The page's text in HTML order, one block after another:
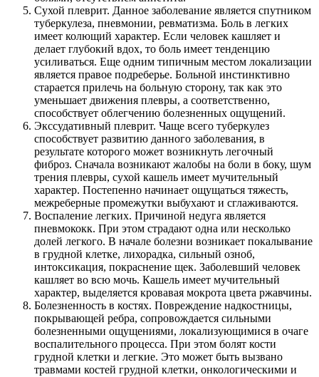
Сухой плеврит. Данное заболевание является спутником
туберкулеза, пневмонии, ревматизма. Боль в легких
имеет колющий характер. Если человек кашляет и
делает глубокий вдох, то боль имеет тенденцию
усиливаться. Еще одним типичным местом локализации
является правое подреберье. Больной инстинктивно
старается прилечь на больную сторону, так как это
уменьшает движения плевры, а соответственно,
способствует облегчению болезненных ощущений.
Экссудативный плеврит. Чаще всего туберкулез
способствует развитию данного заболевания, в
результате которого может возникнуть легочный
фиброз. Сначала возникают жалобы на боли в боку, шум
трения плевры, сухой кашель имеет мучительный
характер. Постепенно начинает ощущаться тяжесть,
межреберные промежутки выбухают и сглаживаются.
Воспаление легких. Причиной недуга является
пневмококк. При этом страдают одна или несколько
долей легкого. В начале болезни возникает покалывание
в грудной клетке, лихорадка, сильный озноб,
интоксикация, покраснение щек. Заболевший человек
кашляет во всю мочь. Кашель имеет мучительный
характер, выделяется кровавая мокрота цвета ржавчины.
Болезненность в костях. Повреждение надкостницы,
покрывающей ребра, сопровождается сильными
болезненными ощущениями, локализующимися в очаге
воспалительного процесса. При этом болят кости
грудной клетки и легкие. Это может быть вызвано
травмами костей грудной клетки, онкологическими и